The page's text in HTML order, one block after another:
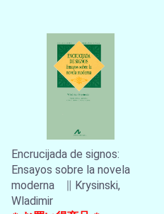
Encrucijada de signos:
Ensayos sobre la novela
moderna ∥ Krysinski,
Wladimir